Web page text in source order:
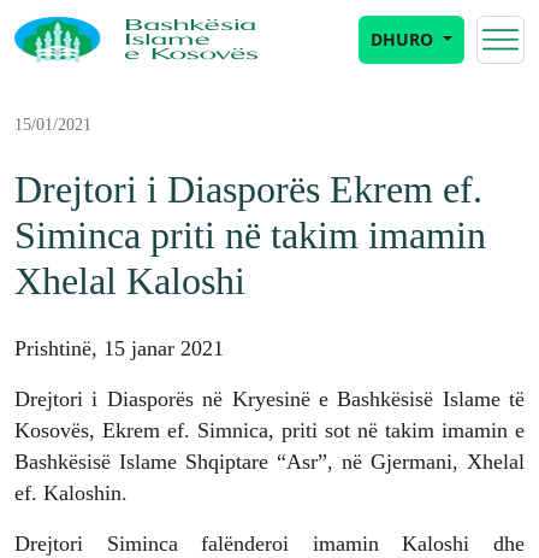
DHURO
15/01/2021
Drejtori i Diasporës Ekrem ef.
Siminca priti në takim imamin
Xhelal Kaloshi
Prishtinë, 15 janar 2021
Drejtori i Diasporës në Kryesinë e Bashkësisë Islame të
Kosovës, Ekrem ef. Simnica, priti sot në takim imamin e
Bashkësisë Islame Shqiptare “Asr”, në Gjermani, Xhelal
ef. Kaloshin.
Drejtori Siminca falënderoi imamin Kaloshi dhe